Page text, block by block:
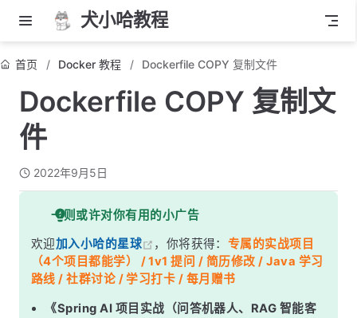
犬小哈教程
首页 Docker 教程 Dockerfile COPY 复制文件
Dockerfile COPY 复制文
件
2022年9月5日
一则或许对你有用的小广告
欢迎加入小哈的星球 ，你将获得： 专属的实战项目
（4个项目都能学） / 1v1 提问 / 简历修改 / Java 学习
路线 / 社群讨论 / 学习打卡 / 每月赠书
《Spring AI 项目实战（问答机器人、RAG 智能客